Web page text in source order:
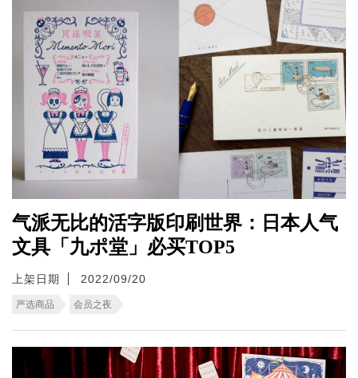
气派无比的活字版印刷世界：日本人气
文具「九ポ堂」必买TOP5
上架日期 2022/09/20
严选商品 会员之夜